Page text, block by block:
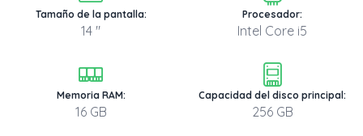
Tamaño de la pantalla:
14 "
Procesador:
Intel Core i5
Memoria RAM:
16 GB
Capacidad del disco principal:
256 GB